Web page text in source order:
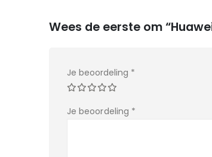
Wees de eerste om
Je beoordeling *
Je beoordeling *